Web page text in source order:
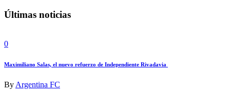
Últimas noticias
0
Maximiliano Salas, el nuevo refuerzo de Independiente Rivadavia
By Argentina FC